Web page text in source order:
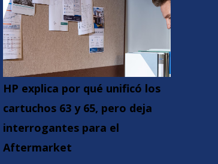
HP explica por qué unificó los
cartuchos 63 y 65, pero deja
interrogantes para el
Aftermarket